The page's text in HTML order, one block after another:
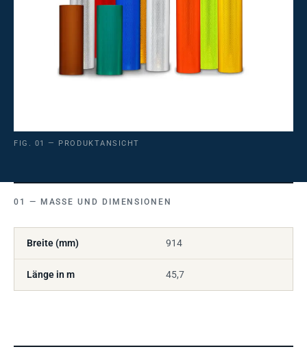
FIG. 01 — PRODUKTANSICHT
MASSE UND DIMENSIONEN
Breite (mm) 914
Länge in m 45,7